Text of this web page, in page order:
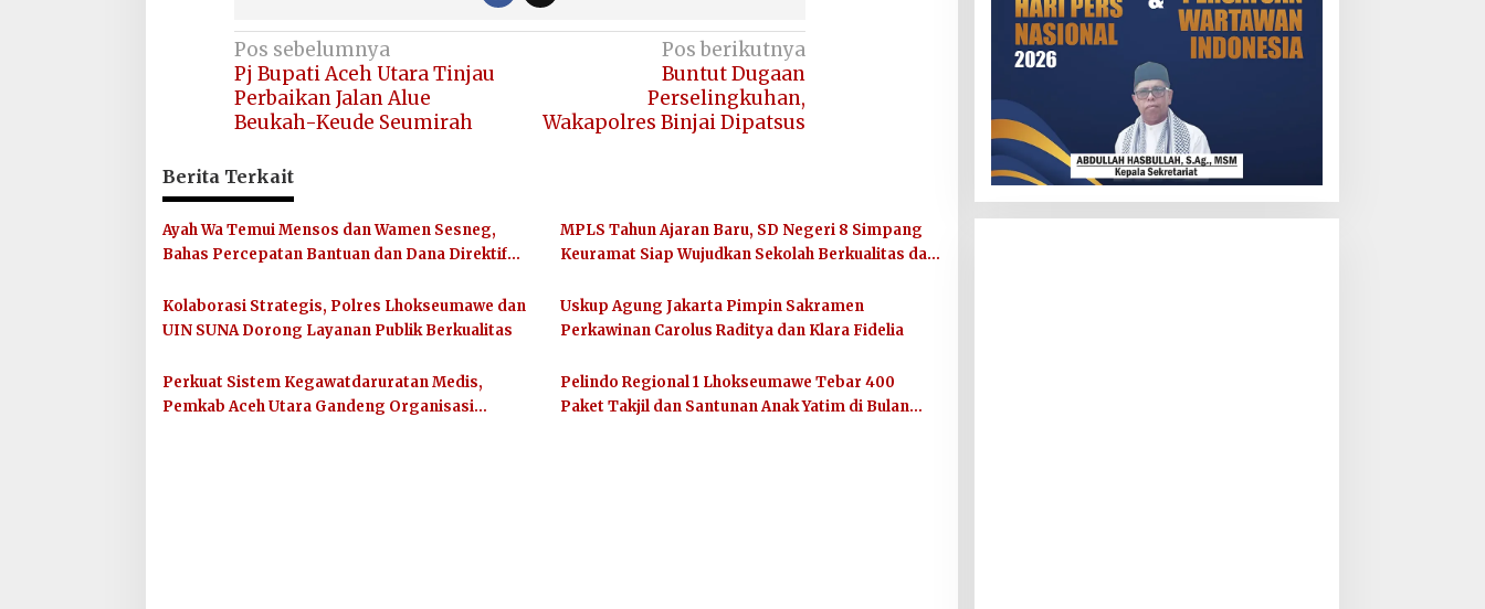
Navigasi
pos
Pos sebelumnya
Pj Bupati Aceh Utara Tinjau
Perbaikan Jalan Alue
Beukah-Keude Seumirah
Pos berikutnya
Buntut Dugaan
Perselingkuhan,
Wakapolres Binjai Dipatsus
Berita Terkait
Ayah Wa Temui Mensos dan Wamen Sesneg,
Bahas Percepatan Bantuan dan Dana Direktif
MPLS Tahun Ajaran Baru, SD Negeri 8 Simpang
Keuramat Siap Wujudkan Sekolah Berkualitas dan
Kolaborasi Strategis, Polres Lhokseumawe dan
UIN SUNA Dorong Layanan Publik Berkualitas
Uskup Agung Jakarta Pimpin Sakramen
Perkawinan Carolus Raditya dan Klara Fidelia
Perkuat Sistem Kegawatdaruratan Medis,
Pemkab Aceh Utara Gandeng Organisasi
Pelindo Regional 1 Lhokseumawe Tebar 400
Paket Takjil dan Santunan Anak Yatim di Bulan